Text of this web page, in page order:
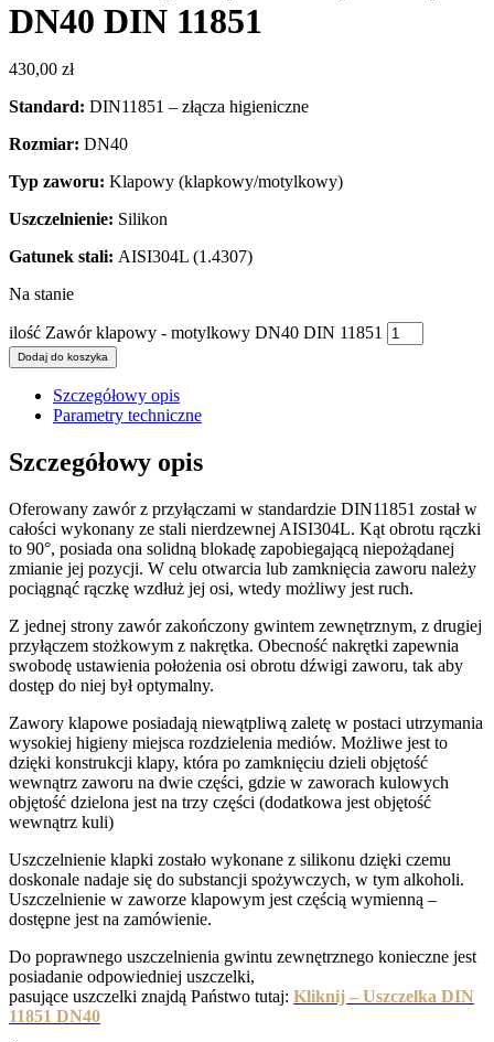
DN40 DIN 11851
430,00 zł
Standard: DIN11851 – złącza higieniczne
Rozmiar: DN40
Typ zaworu: Klapowy (klapkowy/motylkowy)
Uszczelnienie: Silikon
Gatunek stali: AISI304L (1.4307)
Na stanie
ilość Zawór klapowy - motylkowy DN40 DIN 11851
Dodaj do koszyka
Szczegółowy opis
Parametry techniczne
Szczegółowy opis
Oferowany zawór z przyłączami w standardzie DIN11851 został w
całości wykonany ze stali nierdzewnej AISI304L. Kąt obrotu rączki
to 90°, posiada ona solidną blokadę zapobiegającą niepożądanej
zmianie jej pozycji. W celu otwarcia lub zamknięcia zaworu należy
pociągnąć rączkę wzdłuż jej osi, wtedy możliwy jest ruch.
Z jednej strony zawór zakończony gwintem zewnętrznym, z drugiej
przyłączem stożkowym z nakrętka. Obecność nakrętki zapewnia
swobodę ustawienia położenia osi obrotu dźwigi zaworu, tak aby
dostęp do niej był optymalny.
Zawory klapowe posiadają niewątpliwą zaletę w postaci utrzymania
wysokiej higieny miejsca rozdzielenia mediów. Możliwe jest to
dzięki konstrukcji klapy, która po zamknięciu dzieli objętość
wewnątrz zaworu na dwie części, gdzie w zaworach kulowych
objętość dzielona jest na trzy części (dodatkowa jest objętość
wewnątrz kuli)
Uszczelnienie klapki zostało wykonane z silikonu dzięki czemu
doskonale nadaje się do substancji spożywczych, w tym alkoholi.
Uszczelnienie w zaworze klapowym jest częścią wymienną –
dostępne jest na zamówienie.
Do poprawnego uszczelnienia gwintu zewnętrznego konieczne jest
posiadanie odpowiedniej uszczelki,
pasujące uszczelki znajdą Państwo tutaj: Kliknij – Uszczelka DIN
11851 DN40